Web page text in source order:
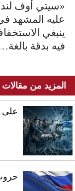
«سيتي أوف
عليه المشهد
ينبغي
فيه بدقة
المزيد من مقالات
على